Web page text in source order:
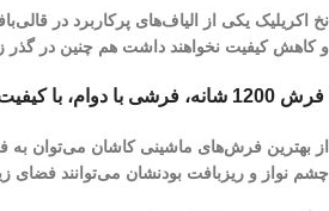
نخ اکریلیک یکی از الیاف­‌های پرکاربرد در
و کاهش کیفیت نخواهند داشت هم چنین در
فرش 1200 شانه، فرشی با دوام، با کیفیت و ظاهری با ظرافت
چشم نواز و ریز‌بافت بودنشان می‌توانند فضای